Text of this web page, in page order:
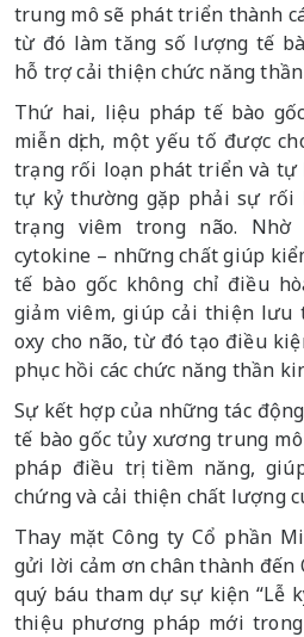
trung mô sẽ phát triển thành
từ đó làm tăng số lượng tế
hỗ trợ cải thiện chức năng
Thứ hai, liệu pháp tế bào
miễn dịch, một yếu tố được
trạng rối loạn phát triển và tự
tự kỷ thường gặp phải sự rối
trạng viêm trong não.
cytokine – những chất giúp
tế bào gốc không chỉ điều
giảm viêm, giúp cải thiện lưu
oxy cho não, từ đó tạo điều
phục hồi các chức năng thần
Sự kết hợp của những tác
tế bào gốc tủy xương trung
pháp điều trị tiềm năng,
chứng và cải thiện chất lượng
Thay mặt Công ty Cổ phần
gửi lời cảm ơn chân thành đến
quý báu tham dự sự kiện “Lễ
thiệu phương pháp mới